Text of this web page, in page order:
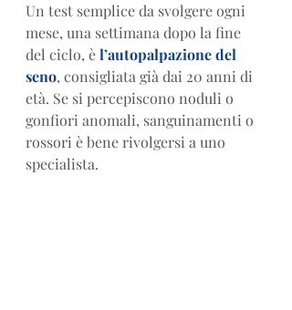
Un test semplice da svolgere ogni
mese, una settimana dopo la fine
del ciclo, è l’autopalpazione del
seno, consigliata già dai 20 anni di
età. Se si percepiscono noduli o
gonfiori anomali, sanguinamenti o
rossori è bene rivolgersi a uno
specialista.